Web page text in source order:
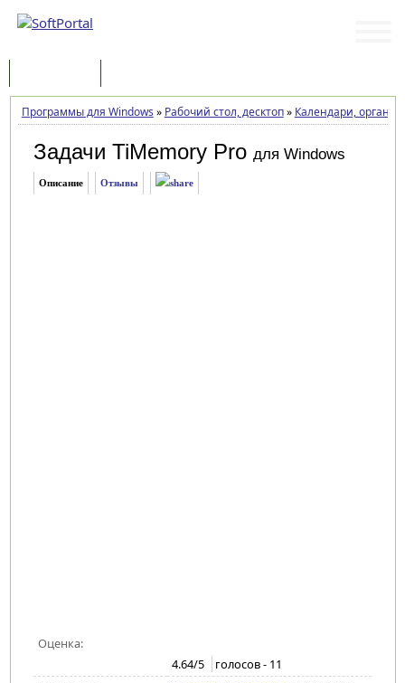
Программы для Windows » Рабочий стол, десктоп» Календари,
Задачи TiMemory Pro для Windows
Описание Отзывы
Оценка:
4.64/5 голосов - 11